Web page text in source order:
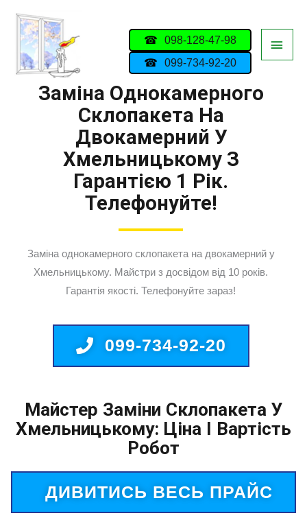
098-128-47-98
099-734-92-20
Заміна Однокамерного
Склопакета На
Двокамерний У
Хмельницькому З
Гарантією 1 Рік.
Телефонуйте!
Заміна однокамерного склопакета на двокамерний у
Хмельницькому. Майстри з досвідом від 10 років.
Гарантія якості. Телефонуйте зараз!
099-734-92-20
Майстер Заміни Склопакета У
Хмельницькому: Ціна І Вартість
Робот
ДИВИТИСЬ ВЕСЬ ПРАЙС